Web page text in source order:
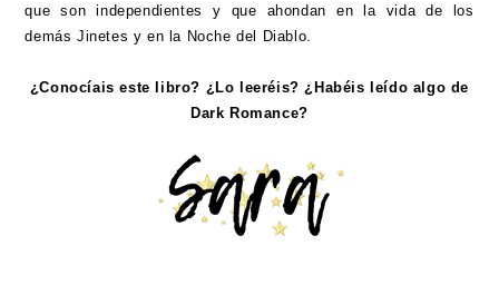
que son independientes y que ahondan en la vida de los
demás Jinetes y en la Noche del Diablo.
¿Conocíais este libro? ¿Lo leeréis? ¿Habéis leído algo de
Dark Romance?